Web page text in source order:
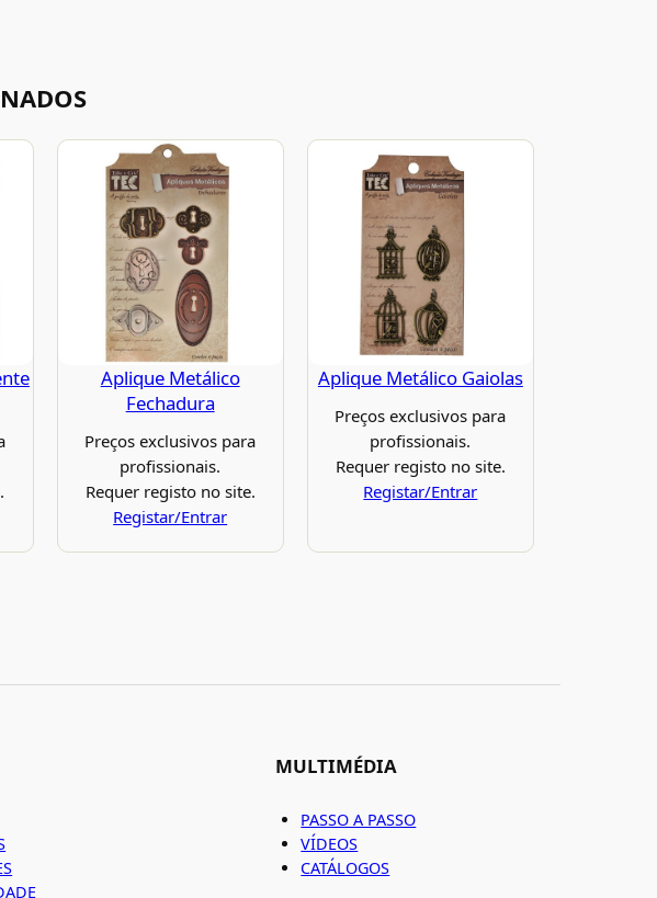
Aplique Metálico
Fechadura
Preços exclusivos para
profissionais.
Requer registo no site.
Registar/Entrar
Aplique Metálico Gaiolas
Preços exclusivos para
profissionais.
Requer registo no site.
Registar/Entrar
MULTIMÉDIA
PASSO A PASSO
VÍDEOS
CATÁLOGOS